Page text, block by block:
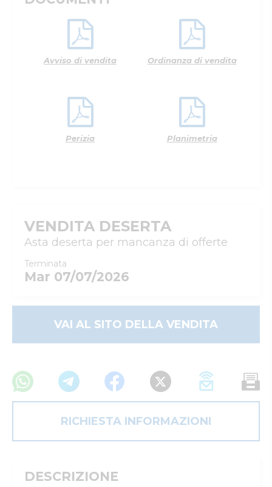
Avviso di vendita Ordinanza di vendita
Perizia Planimetria
VENDITA DESERTA
Asta deserta per mancanza di offerte
Terminata
Mar 07/07/2026
VAI AL SITO DELLA VENDITA
RICHIESTA INFORMAZIONI
DESCRIZIONE